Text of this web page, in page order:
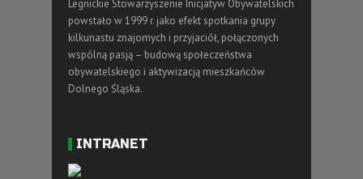
Legnickie Stowarzyszenie Inicjatyw Obywatelskich
powstało w 1999 r. jako efekt spotkania grupy
kilkunastu znajomych i przyjaciół, połączonych
wspólną pasją – budową społeczeństwa
obywatelskiego i aktywizacją mieszkańców
Dolnego Śląska.
INTRANET